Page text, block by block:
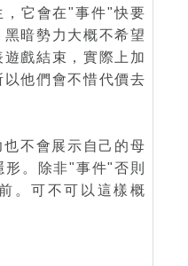
，它會在"事件"快要
暗勢力大概不希望
戲結束，實際上加
他們會不惜代價去
不會展示自己的母
。除非"事件"否則
。可不可以這樣概